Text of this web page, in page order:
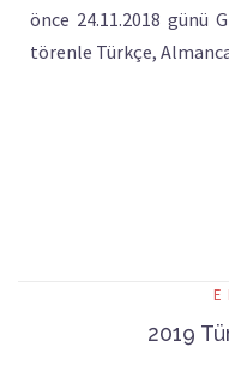
önce 24.11.2018 günü
törenle Türkçe,
2019